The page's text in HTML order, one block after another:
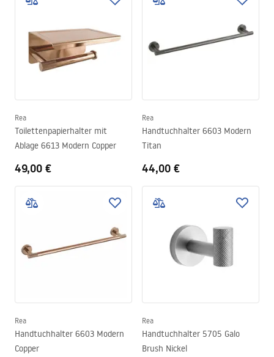
Rea
Toilettenpapierhalter mit
Ablage 6613 Modern Copper
49,00 €
Rea
Handtuchhalter 6603 Modern
Titan
44,00 €
Rea
Handtuchhalter 6603 Modern
Copper
Rea
Handtuchhalter 5705 Galo
Brush Nickel